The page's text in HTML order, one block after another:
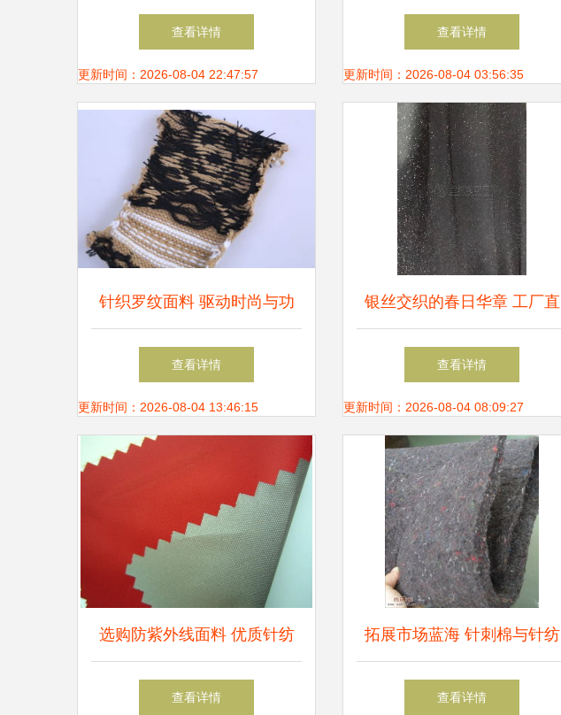
印机耗材与纺织原料的桥梁
查看详情
更新时间：2026-08-04 22:47:57
销，质优价廉的针纺织品原料
之选
查看详情
更新时间：2026-08-04 03:56:35
针织罗纹面料 驱动时尚与功
能的核心纺织品原料
查看详情
更新时间：2026-08-04 13:46:15
银丝交织的春日华章 工厂直
销针织银丝加捻乱麻面料引领
女装新风尚
查看详情
更新时间：2026-08-04 08:09:27
选购防紫外线面料 优质针纺
织品及原料销售品牌指南
查看详情
拓展市场蓝海 针刺棉与针纺
织原料的销售策略与价值解析
查看详情